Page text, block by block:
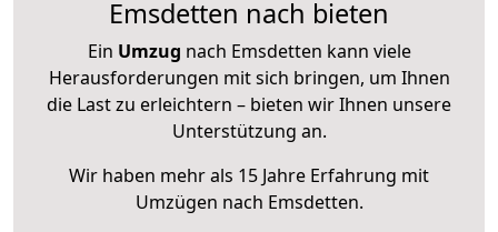
Emsdetten nach bieten
Ein Umzug nach Emsdetten kann viele
Herausforderungen mit sich bringen, um Ihnen
die Last zu erleichtern – bieten wir Ihnen unsere
Unterstützung an.
Wir haben mehr als 15 Jahre Erfahrung mit
Umzügen nach Emsdetten.